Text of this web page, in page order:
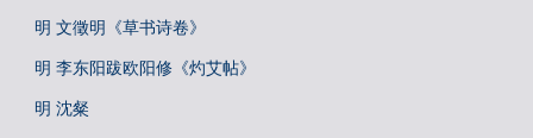
明 文徵明《草书诗卷》
明 李东阳跋欧阳修《灼艾帖》
明 沈粲